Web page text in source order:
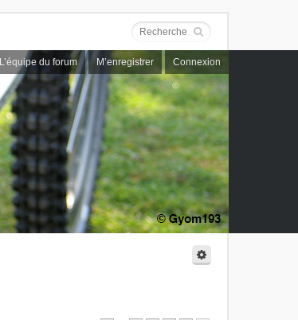
L’équipe du forum M’enregistrer Connexion